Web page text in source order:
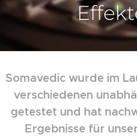
Somavedic wurde im
verschiedenen
getestet und hat
Ergebnisse für